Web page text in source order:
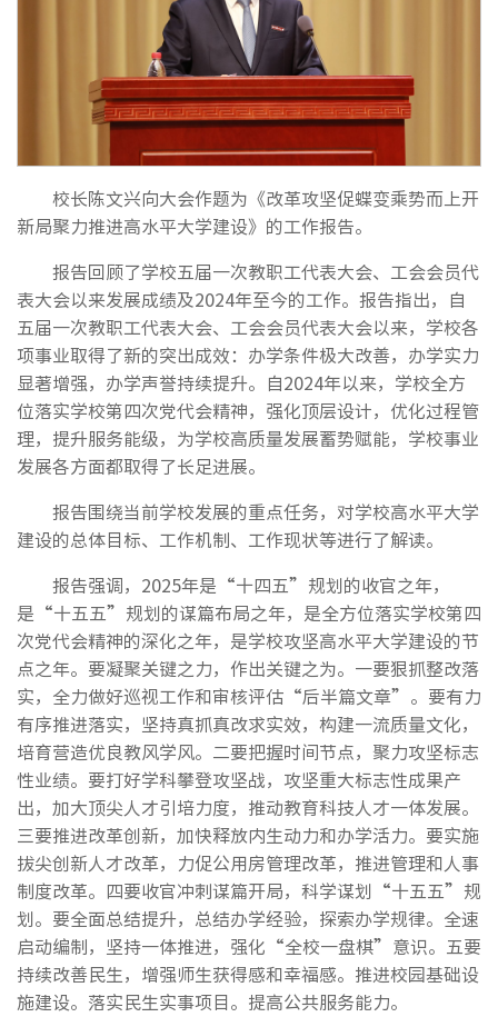
校长陈文兴向大会作题为《改革攻坚促蝶变乘势而上开
新局聚力推进高水平大学建设》的工作报告。
报告回顾了学校五届一次教职工代表大会、工会会员代
表大会以来发展成绩及2024年至今的工作。报告指出，自
五届一次教职工代表大会、工会会员代表大会以来，学校各
项事业取得了新的突出成效：办学条件极大改善，办学实力
显著增强，办学声誉持续提升。自2024年以来，学校全方
位落实学校第四次党代会精神，强化顶层设计，优化过程管
理，提升服务能级，为学校高质量发展蓄势赋能，学校事业
发展各方面都取得了长足进展。
报告围绕当前学校发展的重点任务，对学校高水平大学
建设的总体目标、工作机制、工作现状等进行了解读。
报告强调，2025年是“十四五”规划的收官之年，
是“十五五”规划的谋篇布局之年，是全方位落实学校第四
次党代会精神的深化之年，是学校攻坚高水平大学建设的节
点之年。要凝聚关键之力，作出关键之为。一要狠抓整改落
实，全力做好巡视工作和审核评估“后半篇文章”。要有力
有序推进落实，坚持真抓真改求实效，构建一流质量文化，
培育营造优良教风学风。二要把握时间节点，聚力攻坚标志
性业绩。要打好学科攀登攻坚战，攻坚重大标志性成果产
出，加大顶尖人才引培力度，推动教育科技人才一体发展。
三要推进改革创新，加快释放内生动力和办学活力。要实施
拔尖创新人才改革，力促公用房管理改革，推进管理和人事
制度改革。四要收官冲刺谋篇开局，科学谋划“十五五”规
划。要全面总结提升，总结办学经验，探索办学规律。全速
启动编制，坚持一体推进，强化“全校一盘棋”意识。五要
持续改善民生，增强师生获得感和幸福感。推进校园基础设
施建设。落实民生实事项目。提高公共服务能力。